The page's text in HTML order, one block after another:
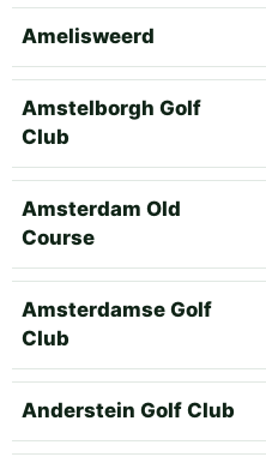
Amelisweerd
Amstelborgh Golf
Club
Amsterdam Old
Course
Amsterdamse Golf
Club
Anderstein Golf Club